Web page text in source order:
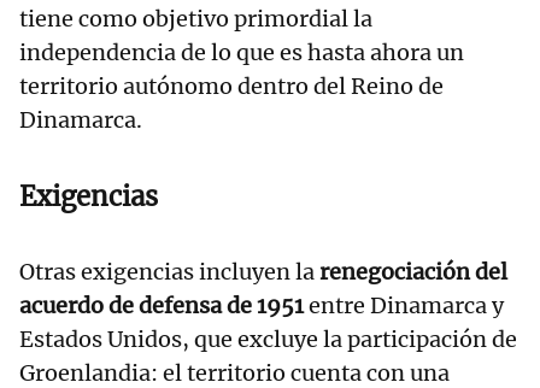
tiene como objetivo primordial la
independencia de lo que es hasta ahora un
territorio autónomo dentro del Reino de
Dinamarca.
Exigencias
Otras exigencias incluyen larenegociación del
acuerdo de defensa de 1951entre Dinamarca y
Estados Unidos, que excluye la participación de
Groenlandia: el territorio cuenta con una